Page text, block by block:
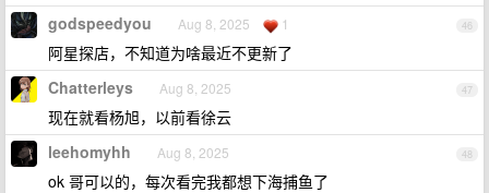
46
godspeedyou Aug 8, 2025 1
阿星探店，不知道为啥最近不更新了
47
Chatterleys Aug 8, 2025
现在就看杨旭，以前看徐云
48
leehomyhh Aug 8, 2025
ok 哥可以的，每次看完我都想下海捕鱼了